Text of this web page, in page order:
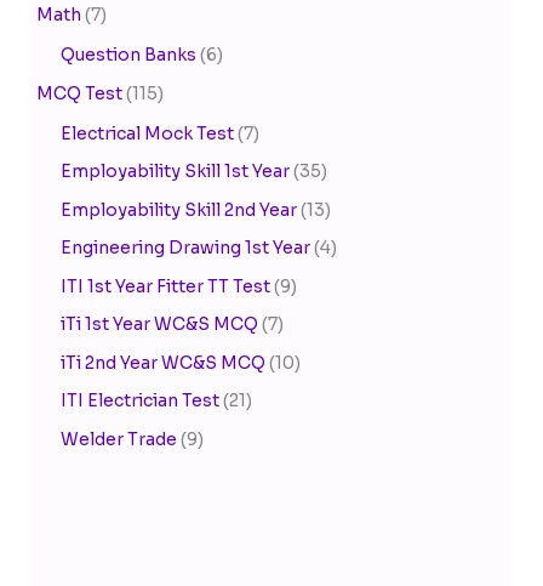
Math (7)
Question Banks (6)
MCQ Test(115)
Electrical Mock Test(7)
Employability Skill 1st Year(35)
Employability Skill 2nd Year(13)
Engineering Drawing 1st Year(4)
ITI 1st Year Fitter TT Test(9)
iTi 1st Year WC&S MCQ (7)
iTi 2nd Year WC&S MCQ (10)
ITI Electrician Test(21)
Welder Trade (9)